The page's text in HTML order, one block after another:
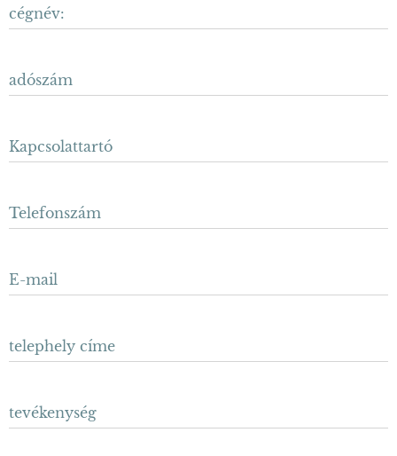
cégnév:
adószám
Kapcsolattartó
Telefonszám
E-mail
telephely címe
tevékenység